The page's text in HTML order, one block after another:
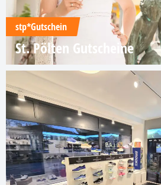
stp*Gutschein
St. Pölten Gutscheine